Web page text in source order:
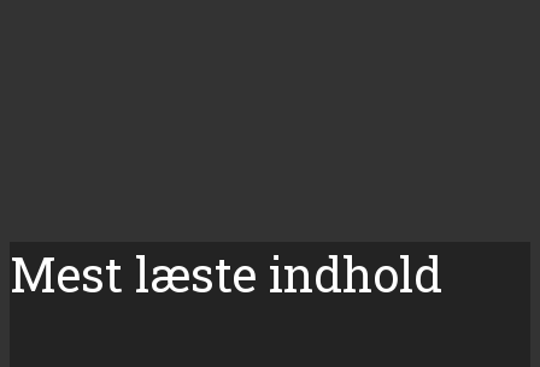
Mest læste indhold